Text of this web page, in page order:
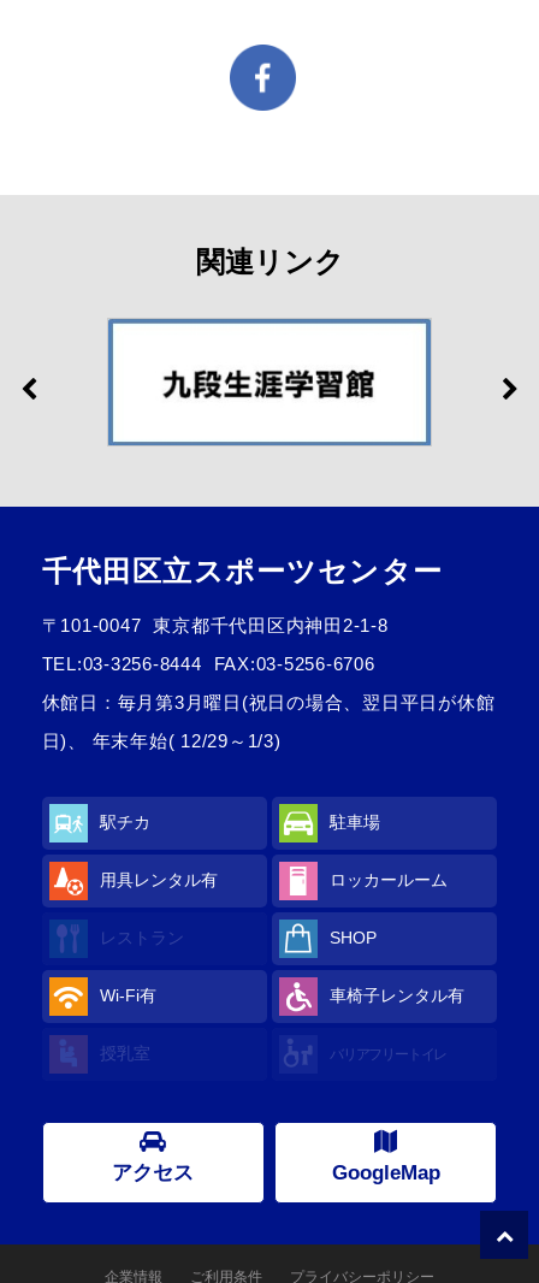
関連リンク
千代田区立スポーツセンター
〒101-0047
東京都千代田区内神田2-1-8
TEL:03-3256-8444
FAX:03-5256-6706
休館日：毎月第3月曜日(祝日の場合、翌日平日が休館
日)、 年末年始( 12/29～1/3)
駅チカ 駐車場
用具レンタル有 ロッカールーム
レストラン SHOP
Wi-Fi有 車椅子レンタル有
授乳室 バリアフリートイレ
アクセス GoogleMap
企業情報 ご利用条件 プライバシーポリシー